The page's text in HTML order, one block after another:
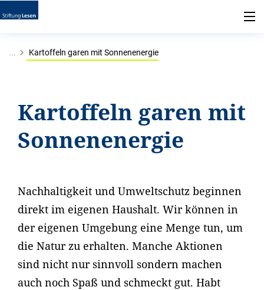
... Kartoffeln garen mit Sonnenenergie
Kartoffeln garen mit
Sonnenenergie
Nachhaltigkeit und Umweltschutz beginnen
direkt im eigenen Haushalt. Wir können in
der eigenen Umgebung eine Menge tun, um
die Natur zu erhalten. Manche Aktionen
sind nicht nur sinnvoll sondern machen
auch noch Spaß und schmeckt gut. Habt